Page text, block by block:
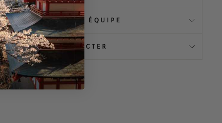
👥 ENGAGEMENT & ÉQUIPE
💬 NOUS CONTACTER